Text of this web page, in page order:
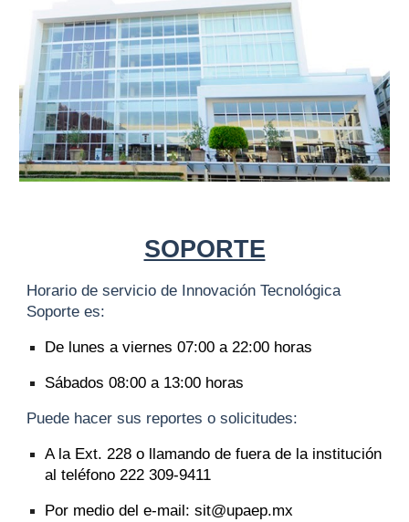
SOPORTE
Horario de servicio de Innovación Tecnológica
Soporte es:
De lunes a viernes 07:00 a 22:00 horas
Sábados 08:00 a 13:00 horas
Puede hacer sus reportes o solicitudes:
A la Ext. 228 o llamando de fuera de la institución
al teléfono 222 309-9411
Por medio del e-mail: sit@upaep.mx